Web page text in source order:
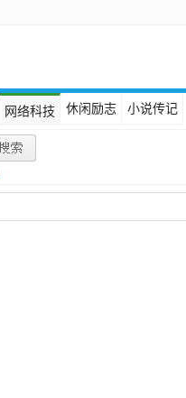
网络科技 休闲励志 小说传记